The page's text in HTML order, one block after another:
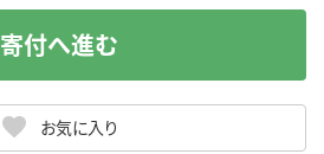
お気に入り
寄付へ進む